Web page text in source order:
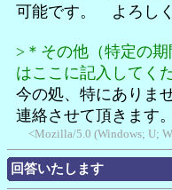
可能です。 よろしく
>＊その他（特定の
はここに記入してく
今の処、特にありま
連絡させて頂きます。
<Mozilla/5.0 (Windows; U;
回答いたします